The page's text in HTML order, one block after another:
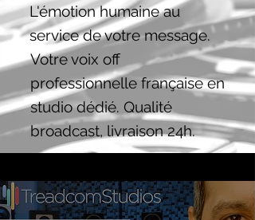
L'émotion humaine au
service de votre message.
Votre voix off
professionnelle française en
studio dédié. Qualité
broadcast, livraison 24h.